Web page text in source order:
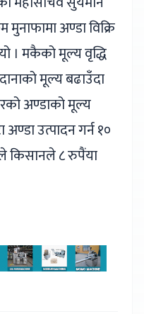
अण्डा विक्रि
। मकैको मूल्य वृद्धि
मूल्य बढाउँदा
अण्डाको मूल्य
उत्पादन गर्न १०
किसानले ८ रुपैंया